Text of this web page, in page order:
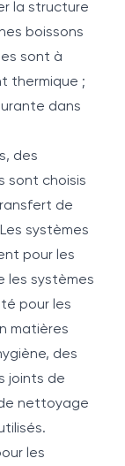
la structure
boissons
sont à
thermique ;
dans
des
sont choisis
de
systèmes
pour les
les systèmes
pour les
matières
des
joints de
nettoyage
les